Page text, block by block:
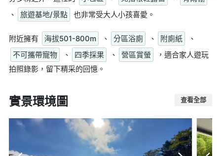
、
旅遊基地/景點 也非常受大人小孩喜愛。
附近擁有 海拔501-800m 、 分區浴廁 、 附廁紙
、
不可攜帶寵物
、 四季採果 、 營區賞螢
，適合家人遊玩
拍照錄影，留下精采的回憶。
實景環境圖 查看全部